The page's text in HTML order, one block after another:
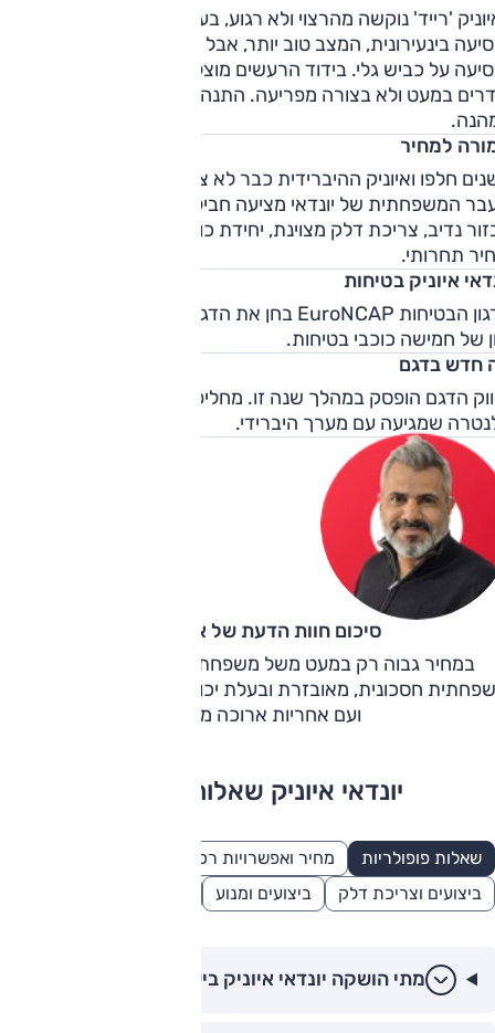
'רייד' נוקשה מהרצוי ולא רגוע, בעיקר בנסיעה עירונית;
בינעירונית, המצב טוב יותר, אבל גם שם מורגש מחסור
על כביש גלי. בידוד הרעשים מוצלח כשרק רעשי כביש
במעט ולא בצורה מפריעה. התנהגות הכביש טובה, ועל גבול
למחיר
חלפו ואיוניק ההיברידית כבר לא צעירה. ועדיין, על אף הזמן
המשפחתית של יונדאי מציעה חבילה מוצלחת בזכות שילוב
נדיב, צריכת דלק מצוינת, יחידת כוח יעילה, אחריות מוארכת,
תחרותי.
איוניק בטיחות
של חמישה כוכבי בטיחות.
חדש בדגם
הדגם הופסק במהלך שנה זו. מחליפה את האיוניק יונדאי
שמגיעה עם מערך היברידי.
סיכום חוות הדעת של אוהד אלגוב
במחיר גבוה רק במעט משל משפחתית סטנדרטית, מקבלים
חסכונית, מאובזרת ובעלת יכולת היקפית מספקת
ועם אחריות ארוכה מהמקובל.
יונדאי איוניק שאלות ותשובות
שאלות פופולריות מחיר ואפשרויות רכישה
ביצועים וצריכת דלק
ביצועים ומנוע
מתי הושקה יונדאי איוניק בישראל?